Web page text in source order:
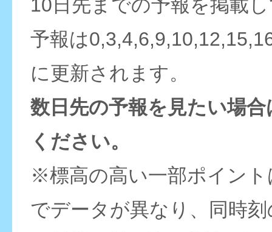
10日先までの予報を掲載
予報は
に更新されます。
数日先の予報を見たい場
ください。
※標高の高い一部ポイン
でデータが異なり、同時